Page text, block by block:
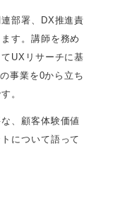
部署、DX推進責
す。講師を務め
UXリサーチに基
事業を0から立ち
。
、顧客体験価値
について語って